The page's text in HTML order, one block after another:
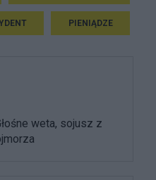
PIENIĄDZE
weta, sojusz z